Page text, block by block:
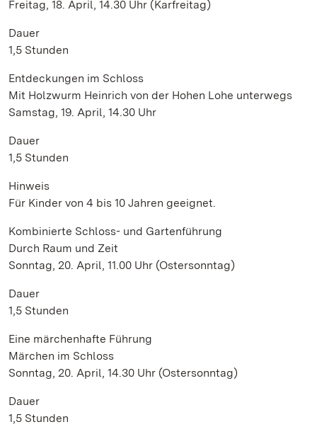
Freitag, 18. April, 14.30 Uhr (Karfreitag)
Dauer
1,5 Stunden
Entdeckungen im Schloss
Mit Holzwurm Heinrich von der Hohen Lohe unterwegs
Samstag, 19. April, 14.30 Uhr
Dauer
1,5 Stunden
Hinweis
Für Kinder von 4 bis 10 Jahren geeignet.
Kombinierte Schloss- und Gartenführung
Durch Raum und Zeit
Sonntag, 20. April, 11.00 Uhr (Ostersonntag)
Dauer
1,5 Stunden
Eine märchenhafte Führung
Märchen im Schloss
Sonntag, 20. April, 14.30 Uhr (Ostersonntag)
Dauer
1,5 Stunden